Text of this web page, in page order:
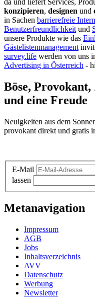
da und liefert Services,
konzipieren, designen und
in Sachen barrierefreie
Benutzerfreundlichkeit und
unsere Produkte wie das
Gästelistenmanagement
survey.life werden von uns
Advertising in Österreich -
Böse,
und eine Freude
Neuigkeiten aus dem
provokant direkt und gratis
E-Mail
lassen
Metanavigation
Impressum
AGB
Jobs
Inhaltsverzeichnis
AVV
Datenschutz
Werbung
Newsletter